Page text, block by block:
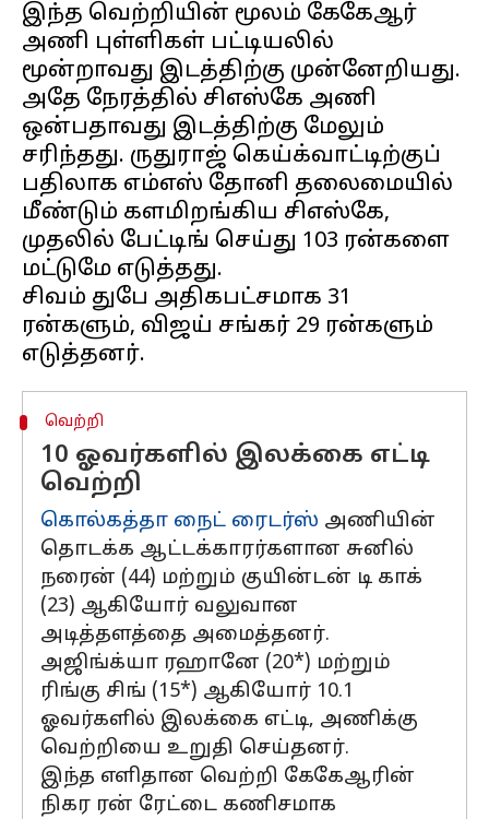
இந்த வெற்றியின் மூலம் கேகேஆர்
அணி புள்ளிகள் பட்டியலில்
மூன்றாவது இடத்திற்கு முன்னேறியது.
அதே நேரத்தில் சிஎஸ்கே அணி
ஒன்பதாவது இடத்திற்கு மேலும்
சரிந்தது. ருதுராஜ் கெய்க்வாட்டிற்குப்
பதிலாக எம்எஸ் தோனி தலைமையில்
மீண்டும் களமிறங்கிய சிஎஸ்கே,
முதலில் பேட்டிங் செய்து 103 ரன்களை
மட்டுமே எடுத்தது.
சிவம் துபே அதிகபட்சமாக 31
ரன்களும், விஜய் சங்கர் 29 ரன்களும்
வெற்றி
10 ஓவர்களில் இலக்கை எட்டி
வெற்றி
கொல்கத்தா நைட் ரைடர்ஸ் அணியின்
தொடக்க ஆட்டக்காரர்களான சுனில்
நரைன் (44) மற்றும் குயின்டன் டி காக்
(23) ஆகியோர் வலுவான
அடித்தளத்தை அமைத்தனர்.
அஜிங்க்யா ரஹானே (20*) மற்றும்
ரிங்கு சிங் (15*) ஆகியோர் 10.1
ஓவர்களில் இலக்கை எட்டி, அணிக்கு
வெற்றியை உறுதி செய்தனர்.
இந்த எளிதான வெற்றி கேகேஆரின்
நிகர ரன் ரேட்டை கணிசமாக